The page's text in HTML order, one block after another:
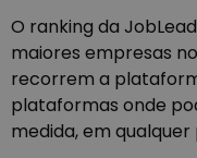
O ranking da
maiores empresas
recorrem a
plataformas onde
medida, em